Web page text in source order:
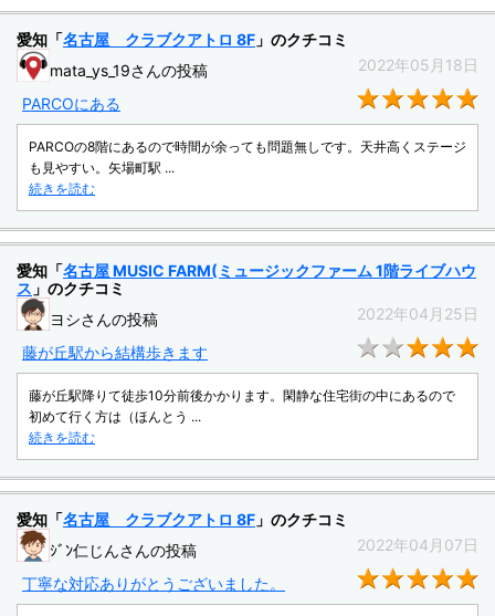
愛知「名古屋 クラブクアトロ 8F 」のクチコミ
mata_ys_19さんの投稿
2022年05月18日
PARCOにある
PARCOの8階にあるので時間が余っても問題無しです。天井高くステージ
も見やすい。矢場町駅 ...
続きを読む
愛知「名古屋 MUSIC FARM(ミュージックファーム 1階ライブハウ
ス 」のクチコミ
ヨシさんの投稿
2022年04月25日
藤が丘駅から結構歩きます
藤が丘駅降りて徒歩10分前後かかります。閑静な住宅街の中にあるので
初めて行く方は（ほんとう ...
続きを読む
愛知「名古屋 クラブクアトロ 8F 」のクチコミ
ｼﾞﾝ仁じんさんの投稿
2022年04月07日
丁寧な対応ありがとうございました。